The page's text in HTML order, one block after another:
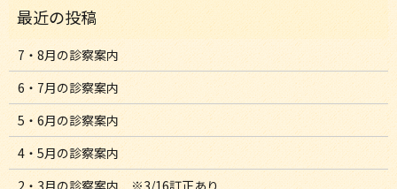
7・8月の診察案内
6・7月の診察案内
5・6月の診察案内
4・5月の診察案内